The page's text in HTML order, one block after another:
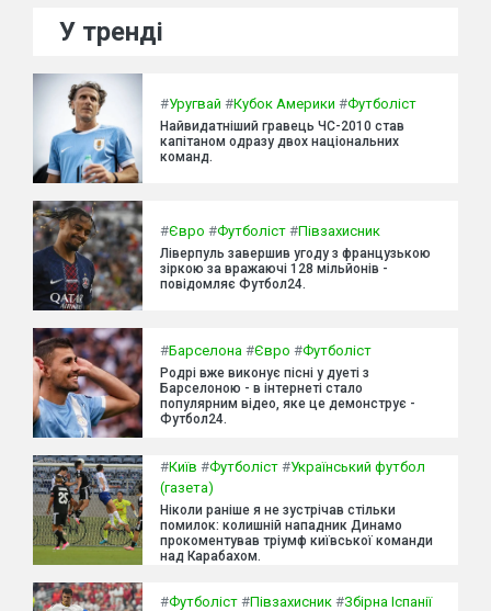
У тренді
#Уругвай #Кубок Америки #Футболіст
Найвидатніший гравець ЧС-2010 став
капітаном одразу двох національних
команд.
#Євро #Футболіст #Півзахисник
Ліверпуль завершив угоду з французькою
зіркою за вражаючі 128 мільйонів -
повідомляє Футбол24.
#Барселона #Євро #Футболіст
Родрі вже виконує пісні у дуеті з
Барселоною - в інтернеті стало
популярним відео, яке це демонструє -
Футбол24.
#Київ #Футболіст #Український футбол
(газета)
Ніколи раніше я не зустрічав стільки
помилок: колишній нападник Динамо
прокоментував тріумф київської команди
над Карабахом.
#Футболіст #Півзахисник #Збірна Іспанії